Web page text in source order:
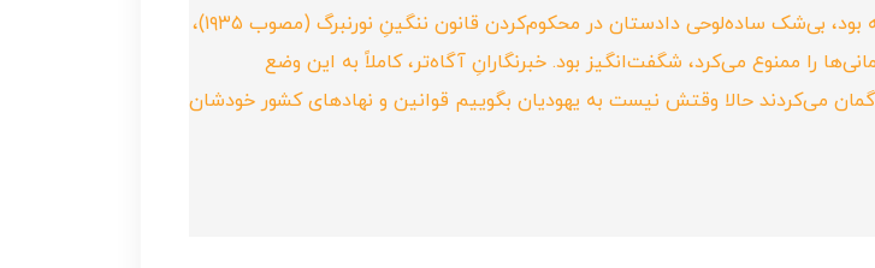
این کشور را از یهودیان دیاسپورا جدا می‌اندازد»). حالْ علتش هرچه که بود، بی‌شک ساده‌لوحی دادستان در محکوم‌کردن قانون ننگینِ نورنبرگ (مصوب ۱۹۳۵)،
را ممنوع می‌کرد، شگفت‌انگیز بود. خبرنگارانِ آگاه‌تر، کاملاً به این وضع
می‌کردند حالا وقتش نیست به یهودیان بگوییم قوانین و نهادهای کشور خودشان